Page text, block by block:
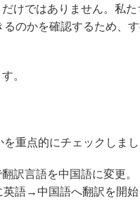
けではありません。私
のかを確認するため、
。
重点的にチェックしまし
訳言語を中国語に変更。
語→中国語へ翻訳を開始